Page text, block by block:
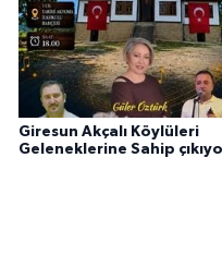
Giresun Akçalı Köylüleri
Geleneklerine Sahip